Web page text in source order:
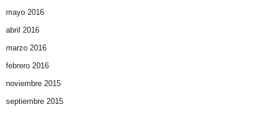
mayo 2016
abril 2016
marzo 2016
febrero 2016
noviembre 2015
septiembre 2015